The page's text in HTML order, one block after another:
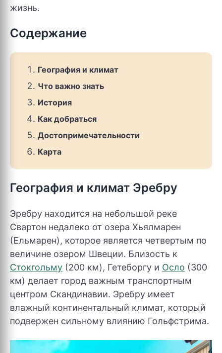
жизнь.
Содержание
География и климат
Что важно знать
История
Как добраться
Достопримечательности
Карта
География и климат Эребру
Эребру находится на небольшой реке
Свартон недалеко от озера Хьялмарен
(Ельмарен), которое является четвертым по
величине озером Швеции. Близость к
Стокгольму (200 км), Гетеборгу и Осло (300
км) делает город важным транспортным
центром Скандинавии. Эребру имеет
влажный континентальный климат, который
подвержен сильному влиянию Гольфстрима.